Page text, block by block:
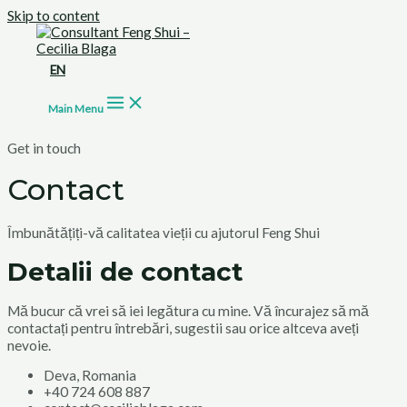
Skip to content
EN
Main Menu
Get in touch
Contact
Îmbunătățiți-vă calitatea vieții cu ajutorul Feng Shui
Detalii de contact
Mă bucur că vrei să iei legătura cu mine. Vă încurajez să mă
contactați pentru întrebări, sugestii sau orice altceva aveți
nevoie.
Deva, Romania
+40 724 608 887